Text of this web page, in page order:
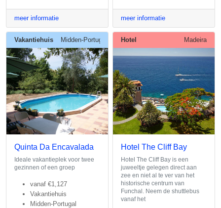
meer informatie meer informatie
Vakantiehuis Midden-Portugal
Quinta Da Encavalada
Ideale vakantieplek voor twee
gezinnen of een groep
vanaf €1,127
Vakantiehuis
Midden-Portugal
Hotel Madeira
Hotel The Cliff Bay
Hotel The Cliff Bay is een
juweeltje gelegen direct aan
zee en niet al te ver van het
historische centrum van
Funchal. Neem de shuttlebus
vanaf het